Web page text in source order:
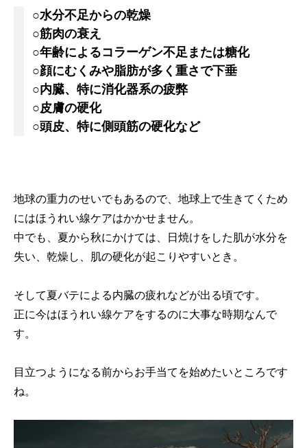
○水分不足からの乾燥
○筋肉の衰え
○年齢によるコラーゲン不足または糖化
○顔にむくみや脂肪が多く重さで下垂
○内臓、特に消化器系の疲弊
○皮膚の硬化
○頭皮、特に側頭筋の硬化など
地球の重力のせいでもあるので、地球上で生きてくため
にはほうれい線ケアはかかせません。
中でも、夏から秋にかけては、日焼けをした肌が水分を
失い、乾燥し、肌の硬化が起こりやすいとき。
そして夏バテによる内臓の疲れなどが出る頃です。
正に今はほうれい線ケアをするのに大事な時期なんで
す。
目立つようになる前からお手当てを始めたいところです
ね。